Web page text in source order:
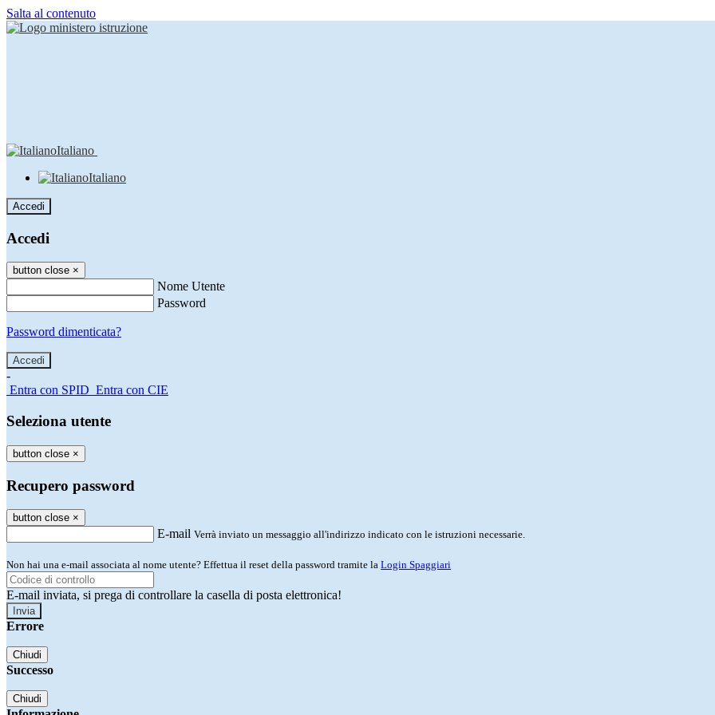
Salta al contenuto
Italiano
Italiano
Accedi
Accedi
button close ×
Nome Utente
Password
Password dimenticata?
-
Entra con SPID Entra con CIE
Seleziona utente
button close ×
Recupero password
button close ×
E-mail Verrà inviato un messaggio all'indirizzo indicato con le istruzioni necessarie.
Non hai una e-mail associata al nome utente? Effettua il reset della password tramite la Login Spaggiari
E-mail inviata, si prega di controllare la casella di posta elettronica!
Errore
Chiudi
Successo
Chiudi